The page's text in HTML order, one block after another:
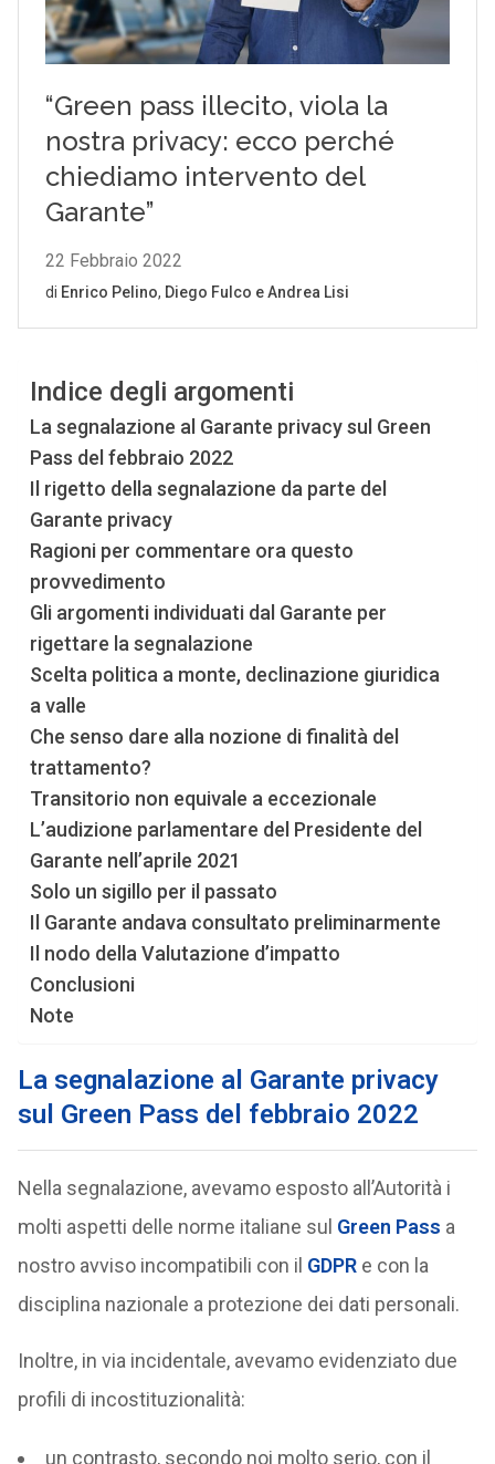
Indice degli argomenti
La segnalazione al Garante privacy sul Green
Pass del febbraio 2022
Il rigetto della segnalazione da parte del
Garante privacy
Ragioni per commentare ora questo
provvedimento
Gli argomenti individuati dal Garante per
rigettare la segnalazione
Scelta politica a monte, declinazione giuridica
a valle
Che senso dare alla nozione di finalità del
trattamento?
Transitorio non equivale a eccezionale
L’audizione parlamentare del Presidente del
Garante nell’aprile 2021
Solo un sigillo per il passato
Il Garante andava consultato preliminarmente
Il nodo della Valutazione d’impatto
Conclusioni
Note
La segnalazione al Garante privacy
sul Green Pass del febbraio 2022
Nella segnalazione, avevamo esposto all’Autorità i
molti aspetti delle norme italiane sul Green Pass a
nostro avviso incompatibili con il GDPR e con la
disciplina nazionale a protezione dei dati personali.
Inoltre, in via incidentale, avevamo evidenziato due
profili di incostituzionalità:
un contrasto, secondo noi molto serio, con il